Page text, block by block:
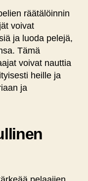
räätälöinnin
voivat
ja luoda pelejä,
Tämä
voivat nauttia
heille ja
ja